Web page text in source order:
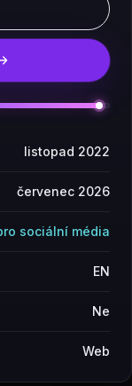
listopad 2022
červenec 2026
sociální média
EN
Ne
Web